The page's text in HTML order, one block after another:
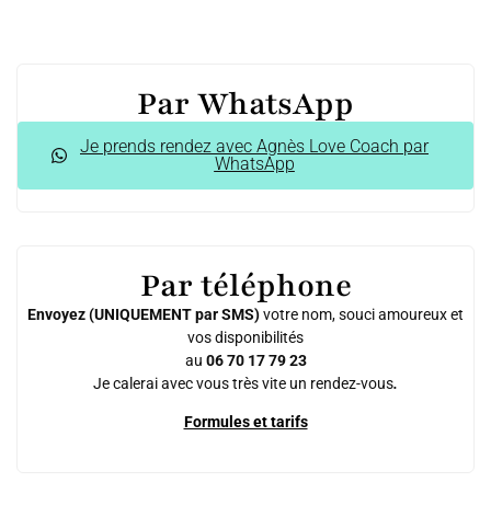
Par WhatsApp
Je prends rendez avec Agnès Love Coach par
WhatsApp
Par téléphone
Envoyez (UNIQUEMENT par SMS)votre nom, souci amoureux et
vos disponibilités
au 06 70 17 79 23
Je calerai avec vous très vite un rendez-vous.
Formules et tarifs